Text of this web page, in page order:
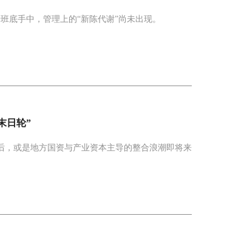
底手中，管理上的“新陈代谢”尚未出现。
日轮”
，或是地方国资与产业资本主导的整合浪潮即将来